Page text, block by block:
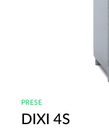
PRESE
DIXI 4S